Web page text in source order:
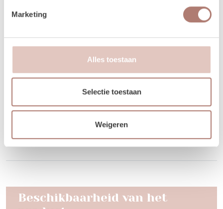
Marketing
Alles toestaan
Selectie toestaan
Weigeren
komen ophalen.
Kies je voor bezorging? Bij een orderbedrag boven de
€300 krijg je korting op de transportkosten.
moeten we deze kosten wel in rekening brengen.
Brisked.
Beschikbaarheid van het